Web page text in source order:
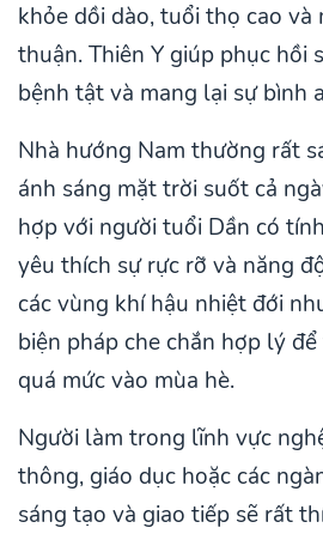
khỏe dồi dào, tuổi thọ cao và
thuận. Thiên Y giúp phục hồi
bệnh tật và mang lại sự bình
Nhà hướng Nam thường rất
ánh sáng mặt trời suốt cả
hợp với người tuổi Dần có
yêu thích sự rực rỡ và năng
các vùng khí hậu nhiệt đới
biện pháp che chắn hợp lý
quá mức vào mùa hè.
Người làm trong lĩnh vực
thông, giáo dục hoặc các
sáng tạo và giao tiếp sẽ rất